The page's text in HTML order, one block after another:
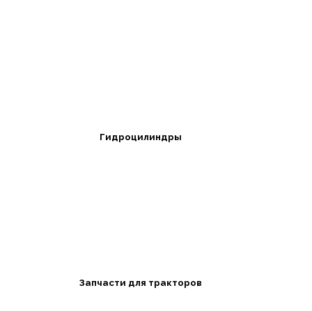
Гидроцилиндры
Запчасти для тракторов